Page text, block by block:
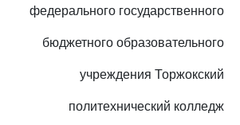
федерального государственного
бюджетного образовательного
учреждения Торжокский
политехнический колледж